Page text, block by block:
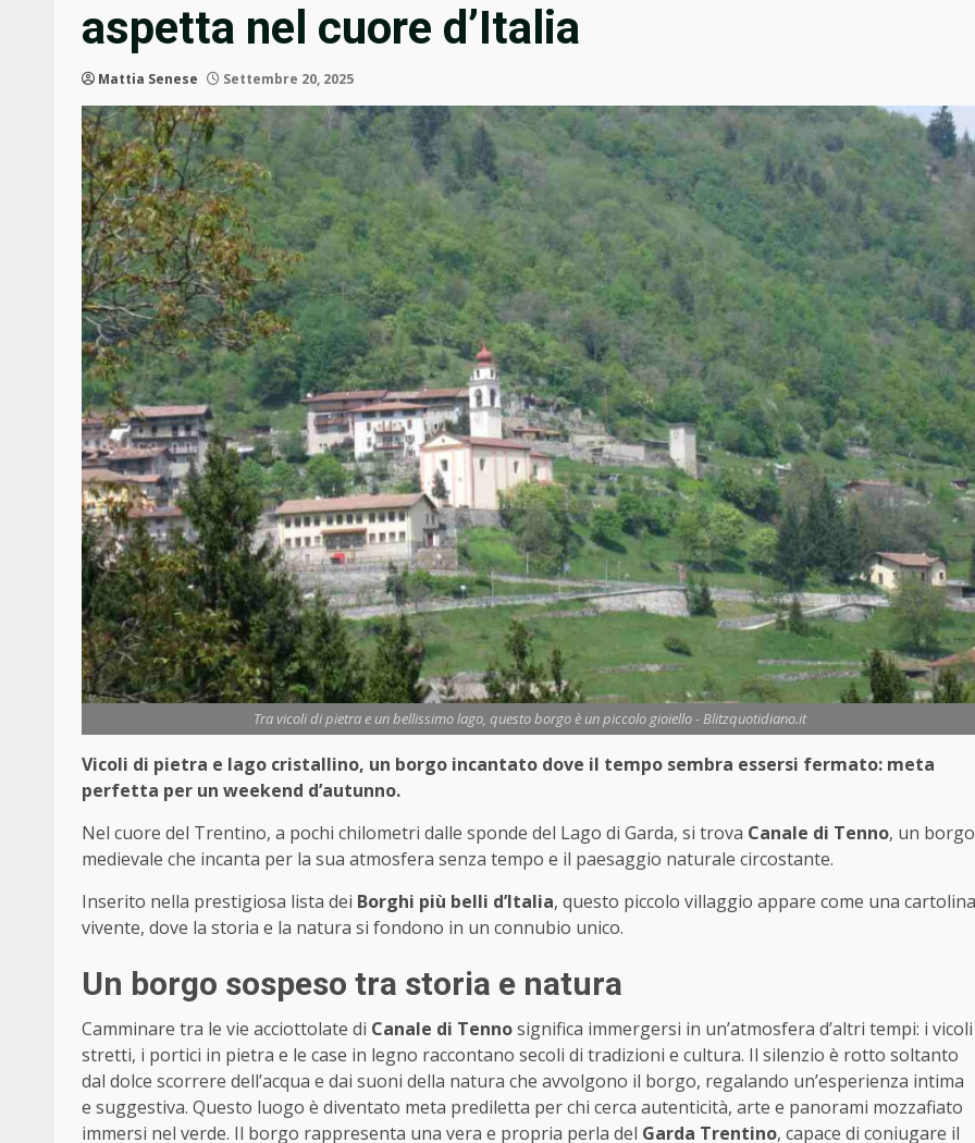
aspetta nel cuore d’Italia
Mattia Senese Settembre 20, 2025
Tra vicoli di pietra e un bellissimo lago, questo borgo è un piccolo gioiello - Blitzquotidiano.it
Vicoli di pietra e lago cristallino, un borgo incantato dove il tempo sembra essersi fermato: meta
perfetta per un weekend d’autunno.
Nel cuore del Trentino, a pochi chilometri dalle sponde del Lago di Garda, si trova Canale di Tenno, un borgo
medievale che incanta per la sua atmosfera senza tempo e il paesaggio naturale circostante.
Inserito nella prestigiosa lista dei Borghi più belli d’Italia, questo piccolo villaggio appare come una cartolina
vivente, dove la storia e la natura si fondono in un connubio unico.
Un borgo sospeso tra storia e natura
Camminare tra le vie acciottolate di Canale di Tennosignifica immergersi in un’atmosfera d’altri tempi: i vicoli
stretti, i portici in pietra e le case in legno raccontano secoli di tradizioni e cultura. Il silenzio è rotto soltanto
dal dolce scorrere dell’acqua e dai suoni della natura che avvolgono il borgo, regalando un’esperienza intima
e suggestiva. Questo luogo è diventato meta prediletta per chi cerca autenticità, arte e panorami mozzafiato
immersi nel verde. Il borgo rappresenta una vera e propria perla del Garda Trentino, capace di coniugare il